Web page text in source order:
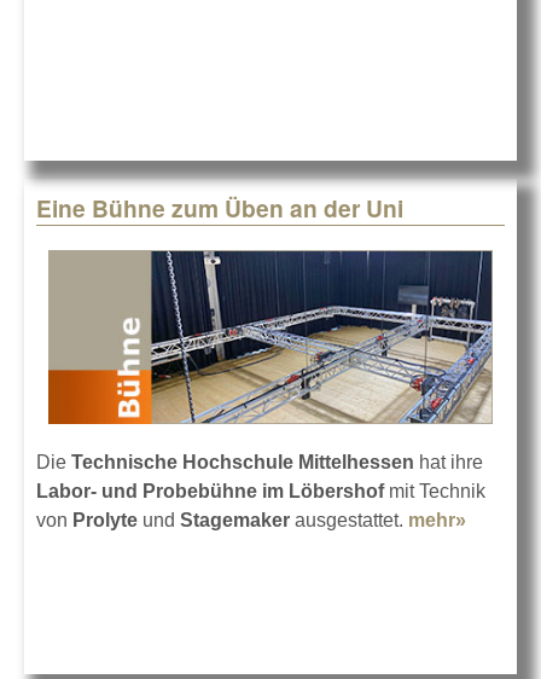
Eine Bühne zum Üben an der Uni
Die Technische Hochschule Mittelhessen hat ihre
Labor- und Probebühne im Löbershofmit Technik
von Prolyte und Stagemaker ausgestattet. mehr»